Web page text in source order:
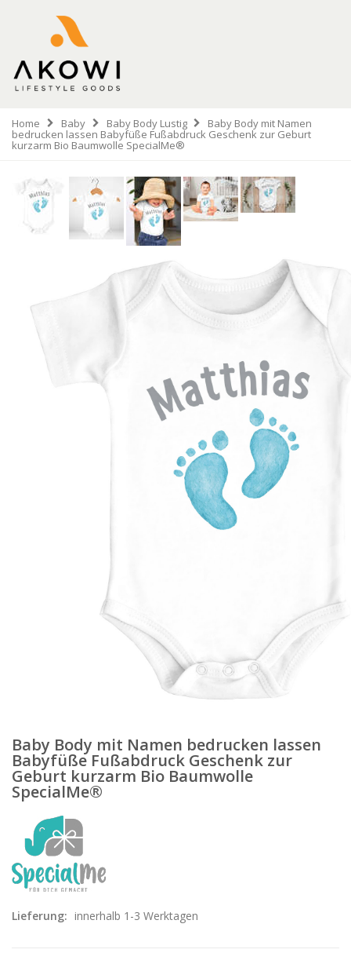
Home Baby Baby Body Lustig Baby Body mit Namen
bedrucken lassen Babyfüße Fußabdruck Geschenk zur Geburt
kurzarm Bio Baumwolle SpecialMe®
Baby Body mit Namen bedrucken lassen
Babyfüße Fußabdruck Geschenk zur
Geburt kurzarm Bio Baumwolle
SpecialMe®
Lieferung: innerhalb 1-3 Werktagen